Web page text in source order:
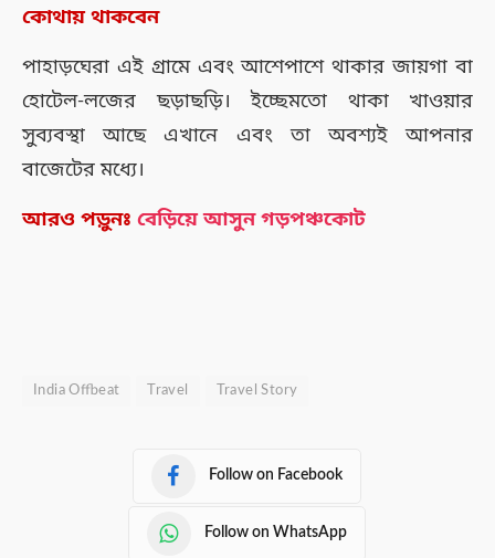
কোথায় থাকবেন
পাহাড়ঘেরা এই গ্রামে এবং আশেপাশে থাকার জায়গা বা
হোটেল-লজের ছড়াছড়ি। ইচ্ছেমতো থাকা খাওয়ার
সুব্যবস্থা আছে এখানে এবং তা অবশ্যই আপনার
বাজেটের মধ্যে।
আরও পড়ুনঃ বেড়িয়ে আসুন গড়পঞ্চকোট
India Offbeat Travel Travel Story
Follow on Facebook
Follow on WhatsApp